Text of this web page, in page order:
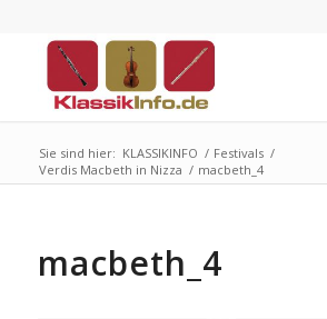
Sie sind hier: KLASSIKINFO / Festivals /
Verdis Macbeth in Nizza / macbeth_4
macbeth_4